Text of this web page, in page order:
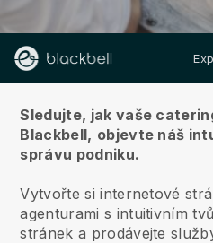
Sledujte, jak vaše
Blackbell, objevte náš
správu podniku.
Vytvořte si internetové
agenturami s intuitivním
stránek a prodávejte